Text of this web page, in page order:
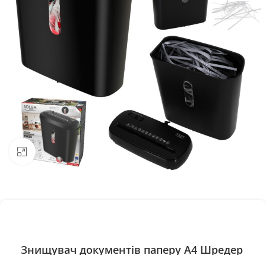
Натисніть, щоб збільшити
Знищувач документів паперу А4 Шредер